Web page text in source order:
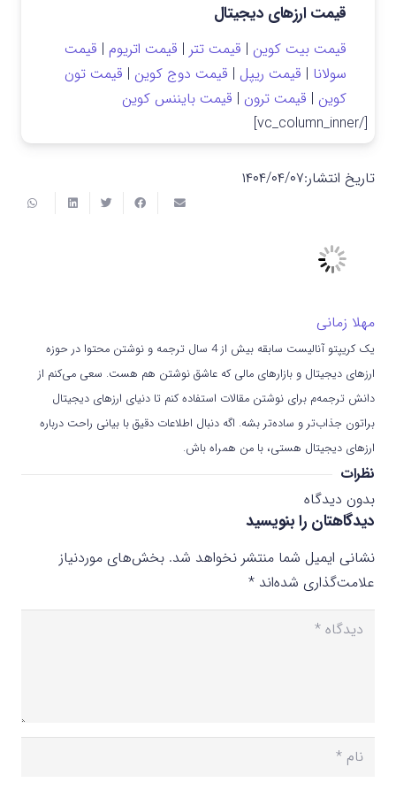
قیمت ارزهای دیجیتال
قیمت بیت کوین | قیمت تتر | قیمت اتریوم | قیمت
سولانا | قیمت ریپل | قیمت دوج کوین | قیمت تون
کوین | قیمت ترون | قیمت بایننس کوین
[/vc_column_inner]
تاریخ انتشار:۱۴۰۴/۰۴/۰۷
مهلا زمانی
یک کریپتو آنالیست سابقه بیش از 4 سال ترجمه و نوشتن محتوا در حوزه
ارزهای دیجیتال و بازارهای مالی که عاشق نوشتن هم هست. سعی می‌کنم از
دانش ترجمه‌م برای نوشتن مقالات استفاده کنم تا دنیای ارزهای دیجیتال
براتون جذاب‌تر و ساده‌تر بشه. اگه دنبال اطلاعات دقیق با بیانی راحت درباره
ارزهای دیجیتال هستی، با من همراه باش.
نظرات
بدون دیدگاه
دیدگاهتان را بنویسید
نشانی ایمیل شما منتشر نخواهد شد. بخش‌های موردنیاز
علامت‌گذاری شده‌اند *